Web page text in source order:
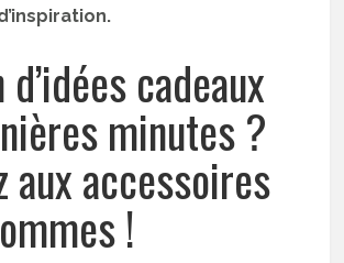
cadeaux
minutes ?
aux accessoires
!